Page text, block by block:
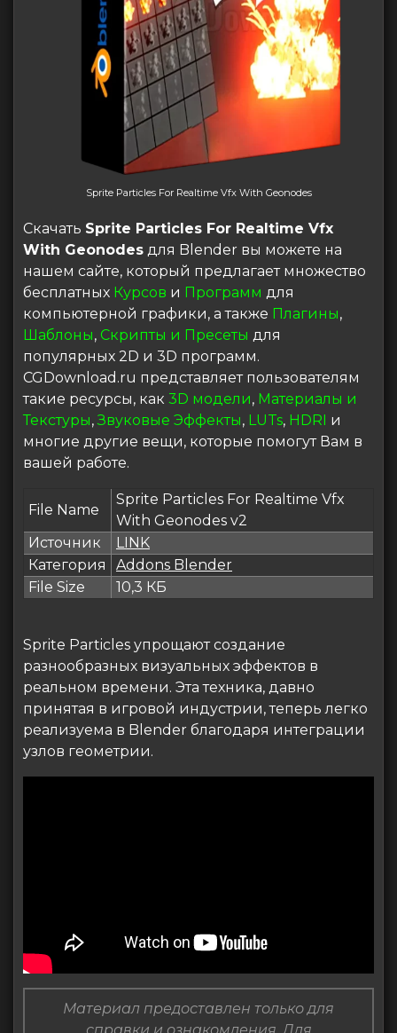
Sprite Particles For Realtime Vfx With Geonodes
Скачать Sprite Particles For Realtime Vfx
With Geonodes для Blender вы можете на
нашем сайте, который предлагает множество
бесплатных Курсов и Программ для
компьютерной графики, а также Плагины,
Шаблоны, Скрипты и Пресеты для
популярных 2D и 3D программ.
CGDownload.ru представляет пользователям
такие ресурсы, как 3D модели, Материалы и
Текстуры,Звуковые Эффекты, LUTs, HDRI и
многие другие вещи, которые помогут Вам в
вашей работе.
File Name
Sprite Particles For Realtime Vfx
With Geonodes v2
Источник
LINK
Категория
Addons Blender
File Size
10,3 КБ
Sprite Particles упрощают создание
разнообразных визуальных эффектов в
реальном времени. Эта техника, давно
принятая в игровой индустрии, теперь легко
реализуема в Blender благодаря интеграции
узлов геометрии.
Материал предоставлен только для